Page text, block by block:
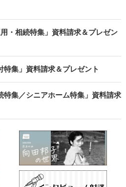
・相続特集」資料請求＆プレゼン
集」資料請求＆プレゼント
特集／シニアホーム特集」資料請求